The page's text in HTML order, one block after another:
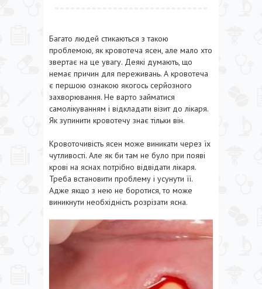
Багато людей стикаються з такою
проблемою, як кровотеча ясен, але мало хто
звертає на це увагу. Деякі думають, що
немає причин для переживань. А кровотеча
є першою ознакою якогось серйозного
захворювання. Не варто займатися
самолікуванням і відкладати візит до лікаря.
Як зупинити кровотечу знає тільки він.
Кровоточивість ясен може виникати через їх
чутливості. Але як би там не було при появі
крові на яснах потрібно відвідати лікаря.
Треба встановити проблему і усунути її.
Адже якщо з нею не боротися, то може
виникнути необхідність розрізати ясна.